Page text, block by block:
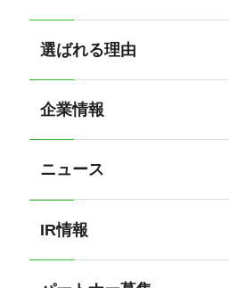
選ばれる理由
企業情報
ニュース
IR情報